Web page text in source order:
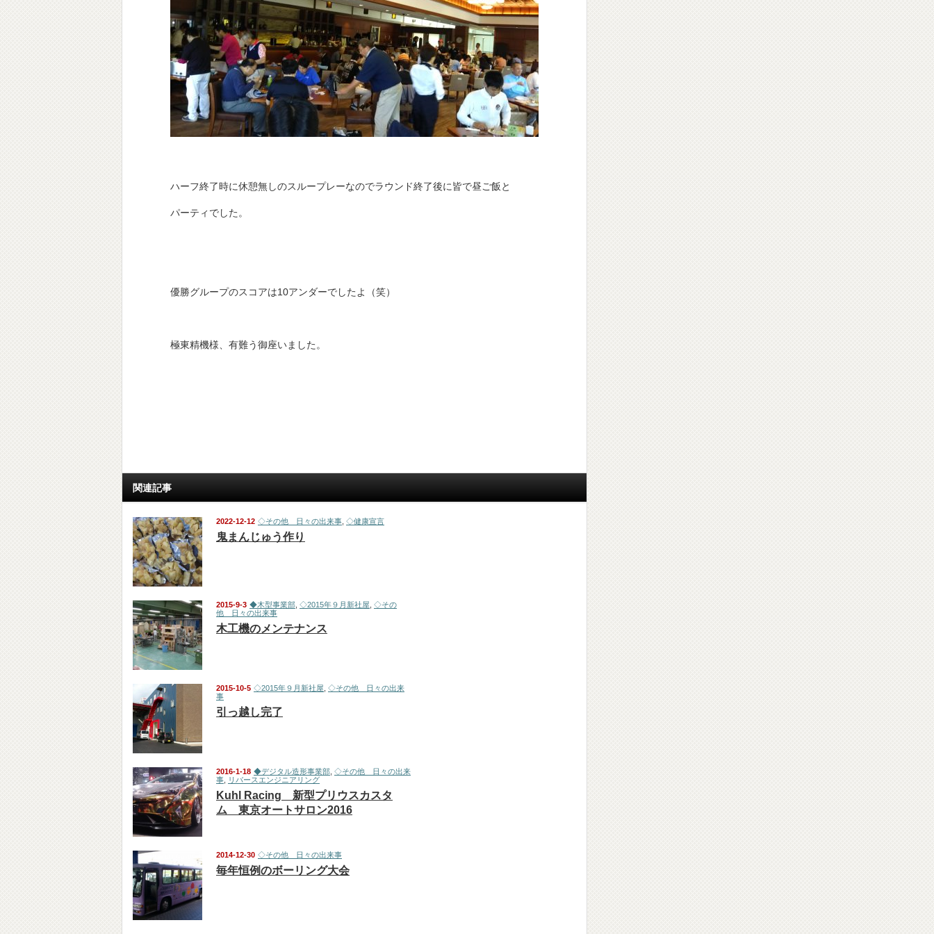
ハーフ終了時に休憩無しのスループレーなのでラウンド終了後に皆で昼ご飯と
パーティでした。
優勝グループのスコアは10アンダーでしたよ（笑）
極東精機様、有難う御座いました。
関連記事
2022-12-12 ◇その他 日々の出来事 ◇健康宣言
鬼まんじゅう作り
2015-9-3 ◆木型事業部 ◇2015年９月新社屋 ◇その
他 日々の出来事
木工機のメンテナンス
2015-10-5 ◇2015年９月新社屋 ◇その他 日々の出来
事
引っ越し完了
2016-1-18 ◆デジタル造形事業部 ◇その他 日々の出来
事
リバースエンジニアリング
Kuhl Racing 新型プリウスカスタ
ム 東京オートサロン2016
2014-12-30 ◇その他 日々の出来事
毎年恒例のボーリング大会